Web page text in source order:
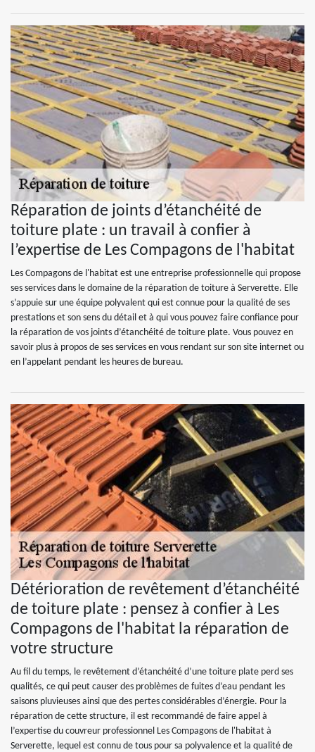
Réparation de joints d’étanchéité de
toiture plate : un travail à confier à
l’expertise de Les Compagons de l'habitat
Les Compagons de l'habitat est une entreprise professionnelle qui propose
ses services dans le domaine de la réparation de toiture à Serverette. Elle
s’appuie sur une équipe polyvalent qui est connue pour la qualité de ses
prestations et son sens du détail et à qui vous pouvez faire confiance pour
la réparation de vos joints d’étanchéité de toiture plate. Vous pouvez en
savoir plus à propos de ses services en vous rendant sur son site internet ou
en l’appelant pendant les heures de bureau.
Détérioration de revêtement d’étanchéité
de toiture plate : pensez à confier à Les
Compagons de l'habitat la réparation de
votre structure
Au fil du temps, le revêtement d’étanchéité d’une toiture plate perd ses
qualités, ce qui peut causer des problèmes de fuites d’eau pendant les
saisons pluvieuses ainsi que des pertes considérables d’énergie. Pour la
réparation de cette structure, il est recommandé de faire appel à
l’expertise du couvreur professionnel Les Compagons de l'habitat à
Serverette, lequel est connu de tous pour sa polyvalence et la qualité de